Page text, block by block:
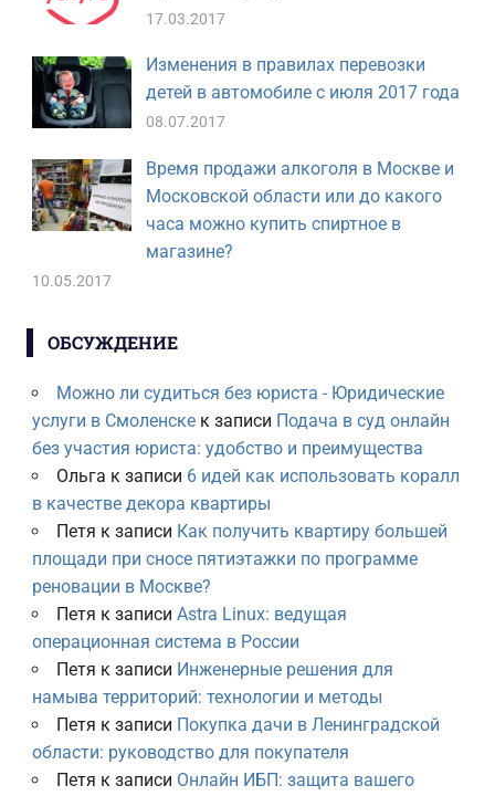
17.03.2017
Изменения в правилах перевозки
детей в автомобиле с июля 2017 года
08.07.2017
Время продажи алкоголя в Москве и
Московской области или до какого
часа можно купить спиртное в
магазине?
10.05.2017
ОБСУЖДЕНИЕ
Можно ли судиться без юриста - Юридические
услуги в Смоленскек записи Подача в суд онлайн
без участия юриста: удобство и преимущества
Ольга к записи 6 идей как использовать коралл
в качестве декора квартиры
Петя к записи Как получить квартиру большей
площади при сносе пятиэтажки по программе
реновации в Москве?
Петя к записи Astra Linux: ведущая
операционная система в России
Петя к записи Инженерные решения для
намыва территорий: технологии и методы
Петя к записи Покупка дачи в Ленинградской
области: руководство для покупателя
Петя к записи Онлайн ИБП: защита вашего